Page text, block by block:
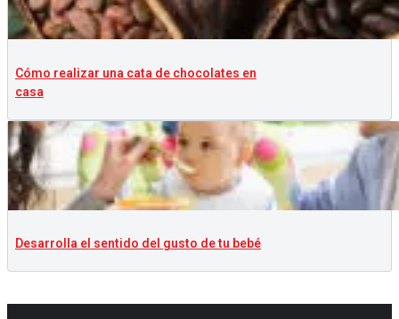
Cómo realizar una cata de chocolates en
casa
Desarrolla el sentido del gusto de tu bebé